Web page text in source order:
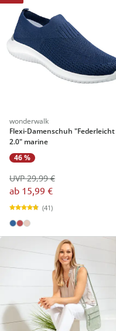
wonderwalk
Flexi-Damenschuh "Federleicht
2.0" marine
46 %
ab 15,99 €
UVP 29,99 €
(41)